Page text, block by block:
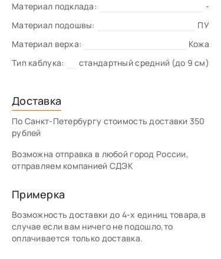
Материал подклада:
-
Материал подошвы:
ПУ
Материал верха:
Кожа
Тип каблука:
стандартный средний (до 9 см)
Доставка
По Санкт-Петербургу стоимость доставки 350
рублей
Возможна отправка в любой город России,
отправляем компанией СДЭК
Примерка
Возможность доставки до 4-х единиц товара,в
случае если вам ничего не подошло,то
оплачивается только доставка.